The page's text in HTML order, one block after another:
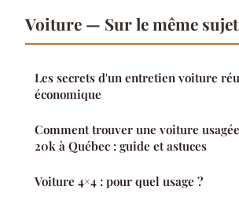
Voiture — Sur le même sujet
Les secrets d'un entretien voiture
économique
Comment trouver une voiture
20k à Québec : guide et astuces
Voiture 4×4 : pour quel usage ?